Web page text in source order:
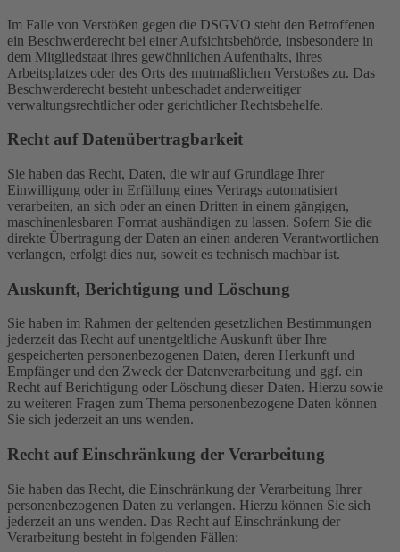
Im Falle von Verstößen gegen die DSGVO steht den Betroffenen
ein Beschwerderecht bei einer Aufsichtsbehörde, insbesondere in
dem Mitgliedstaat ihres gewöhnlichen Aufenthalts, ihres
Arbeitsplatzes oder des Orts des mutmaßlichen Verstoßes zu. Das
Beschwerderecht besteht unbeschadet anderweitiger
verwaltungsrechtlicher oder gerichtlicher Rechtsbehelfe.
Recht auf Daten­übertrag­barkeit
Sie haben das Recht, Daten, die wir auf Grundlage Ihrer
Einwilligung oder in Erfüllung eines Vertrags automatisiert
verarbeiten, an sich oder an einen Dritten in einem gängigen,
maschinenlesbaren Format aushändigen zu lassen. Sofern Sie die
direkte Übertragung der Daten an einen anderen Verantwortlichen
verlangen, erfolgt dies nur, soweit es technisch machbar ist.
Auskunft, Berichtigung und Löschung
Sie haben im Rahmen der geltenden gesetzlichen Bestimmungen
jederzeit das Recht auf unentgeltliche Auskunft über Ihre
gespeicherten personenbezogenen Daten, deren Herkunft und
Empfänger und den Zweck der Datenverarbeitung und ggf. ein
Recht auf Berichtigung oder Löschung dieser Daten. Hierzu sowie
zu weiteren Fragen zum Thema personenbezogene Daten können
Sie sich jederzeit an uns wenden.
Recht auf Einschränkung der Verarbeitung
Sie haben das Recht, die Einschränkung der Verarbeitung Ihrer
personenbezogenen Daten zu verlangen. Hierzu können Sie sich
jederzeit an uns wenden. Das Recht auf Einschränkung der
Verarbeitung besteht in folgenden Fällen: